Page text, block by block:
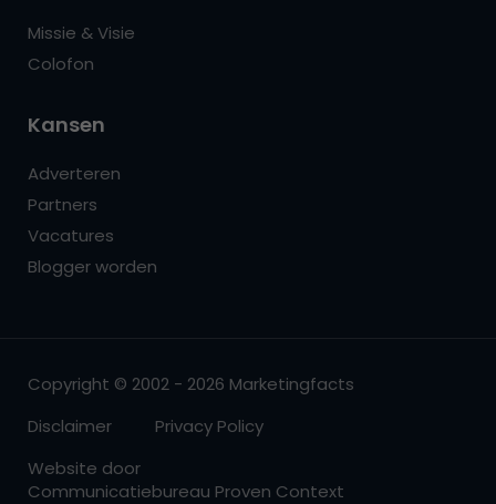
Missie & Visie
Colofon
Kansen
Adverteren
Partners
Vacatures
Blogger worden
Copyright © 2002 - 2026 Marketingfacts
Disclaimer
Privacy Policy
Website door
Communicatiebureau Proven Context